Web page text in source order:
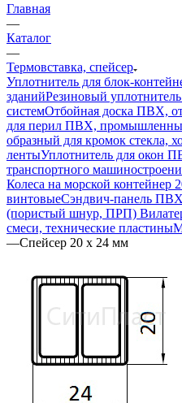
Главная
—
Каталог
—
Термовставка, спейсер
Уплотнитель для блок-
зданийРезиновый
системОтбойная доска ПВХ,
для перил ПВХ,
образный для кромок стекла,
лентыУплотнитель для окон
транспортного
Колеса на морской контейнер
винтовыеСэндвич-панель
(пористый шнур, ПРП)
смеси, технические пластины
—Спейсер 20 х 24 мм